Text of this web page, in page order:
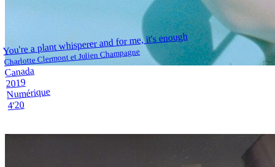
You're a plant whisperer and for me, it's enough
Charlotte Clermont et Julien Champagne
Canada
2019
Numérique
4'20